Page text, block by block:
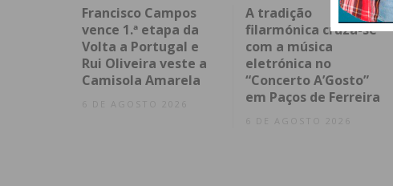
Francisco Campos
vence 1.ª etapa da
Volta a Portugal e
Rui Oliveira veste a
Camisola Amarela
6 DE AGOSTO 2026
A tradição
filarmónica cruza-se
com a música
eletrónica no
“Concerto A’Gosto”
em Paços de Ferreira
6 DE AGOSTO 2026